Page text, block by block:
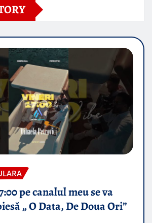
pe canalul meu se va
„ O Data, De Doua Ori”